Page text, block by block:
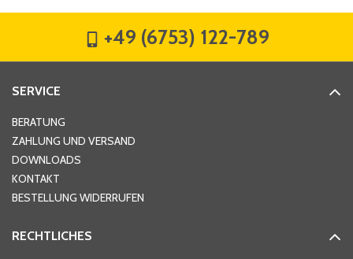
Hausnummer
Ort*
+49 (6753) 122-789
SERVICE
BERATUNG
ZAHLUNG UND VERSAND
DOWNLOADS
KONTAKT
BESTELLUNG WIDERRUFEN
RECHTLICHES